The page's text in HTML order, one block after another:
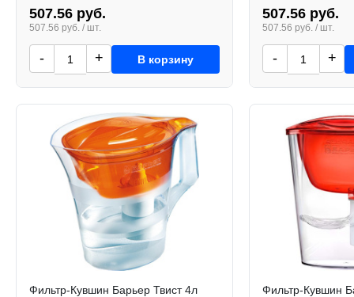
507.56 руб.
507.56 руб. / шт.
- + В корзину
507.56 руб.
507.56 руб. / шт.
- +
Фильтр-Кувшин Барьер Твист 4л
Фильтр-Кувшин